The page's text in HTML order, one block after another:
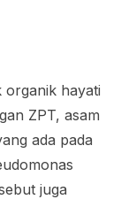
organik hayati
ZPT, asam
ada pada
juga